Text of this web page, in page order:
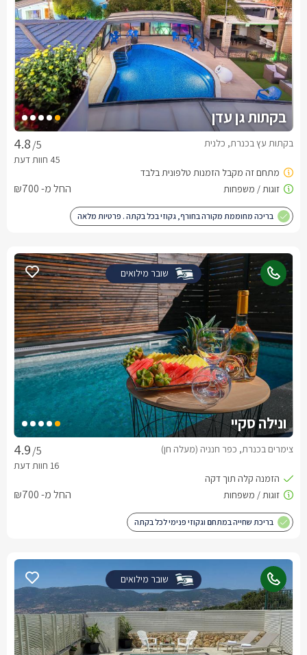
בקתות גן עדן
/5 בקתות עץ בכנרת, כלנית
החל מ- ₪700
בריכה מחוממת מקורה בחורף, גקוזי בכל בקתה . פרטיות מלאה
שובר מילואים
ונילה סקיי
/5 צימרים בכנרת, כפר חנניה (מעלה חן)
החל מ- ₪700
בריכת שחייה במתחם וגקוזי פנימי לכל בקתה
שובר מילואים